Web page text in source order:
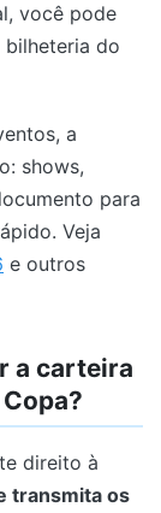
você pode
bilheteria do
a
shows,
para
Veja
e outros
a carteira
direito à
transmita os